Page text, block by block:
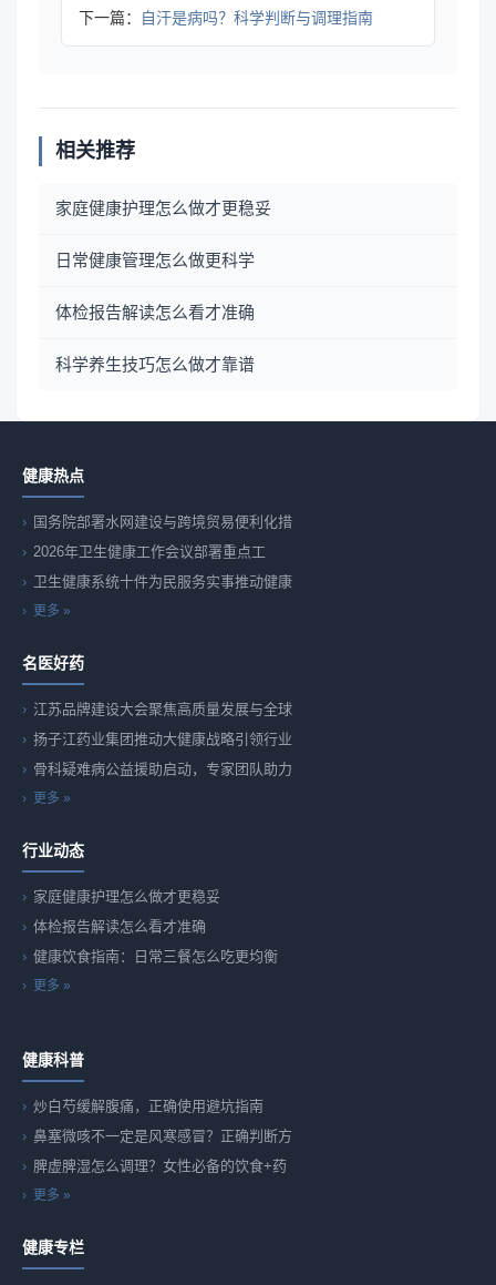
下一篇： 自汗是病吗？科学判断与调理指南
相关推荐
家庭健康护理怎么做才更稳妥
日常健康管理怎么做更科学
体检报告解读怎么看才准确
科学养生技巧怎么做才靠谱
健康热点
国务院部署水网建设与跨境贸易便利化措
2026年卫生健康工作会议部署重点工
卫生健康系统十件为民服务实事推动健康
更多 »
名医好药
江苏品牌建设大会聚焦高质量发展与全球
扬子江药业集团推动大健康战略引领行业
骨科疑难病公益援助启动，专家团队助力
更多 »
行业动态
家庭健康护理怎么做才更稳妥
体检报告解读怎么看才准确
健康饮食指南：日常三餐怎么吃更均衡
更多 »
健康科普
炒白芍缓解腹痛，正确使用避坑指南
鼻塞微咳不一定是风寒感冒？正确判断方
脾虚脾湿怎么调理？女性必备的饮食+药
更多 »
健康专栏